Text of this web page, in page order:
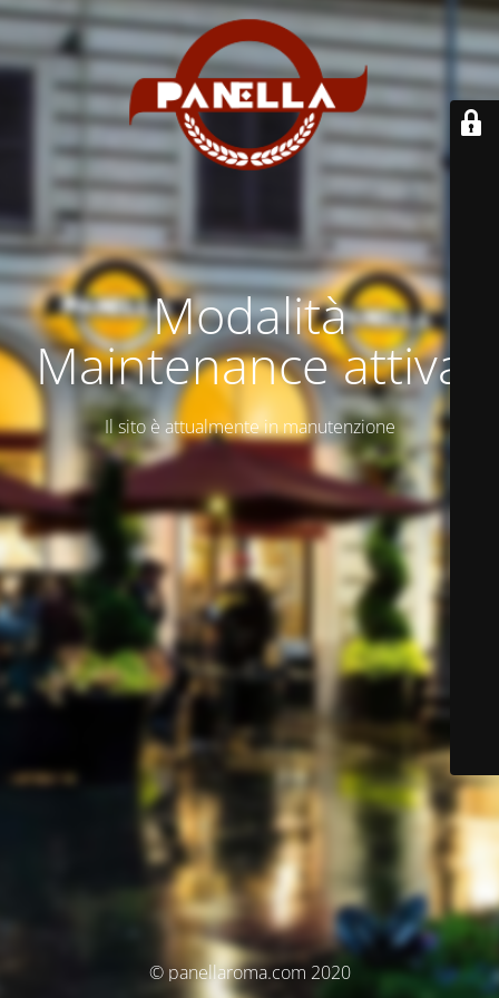
Modalità
Maintenance attiva
Il sito è attualmente in manutenzione
© panellaroma.com 2020